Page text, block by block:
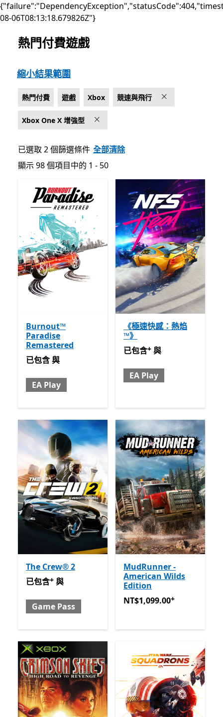
08-06T08:13:18.679826Z"}
上架 Microsoft.com
熱門付費遊戲
縮小結果範圍
熱門付費 遊戲 Xbox 競速與飛行
Xbox One X 增強型
已選取 2 個篩選條件 全部清除
顯示 98 個項目中的 1 - 50
顯示 98 個項目中的 1 - 50
Burnout™
Paradise
Remastered
已包含 與 EA Play
已包含與
EA Play
《極速快感：熱焰
™》
已包含 與 EA Play
已包含+ 與
EA Play
The Crew® 2
已包含 與 Game Pass
提供應用程式內購。
已包含+ 與
Game Pass
MudRunner -
American Wilds
Edition
NT$1,099.00提供應用程式
NT$1,099.00+